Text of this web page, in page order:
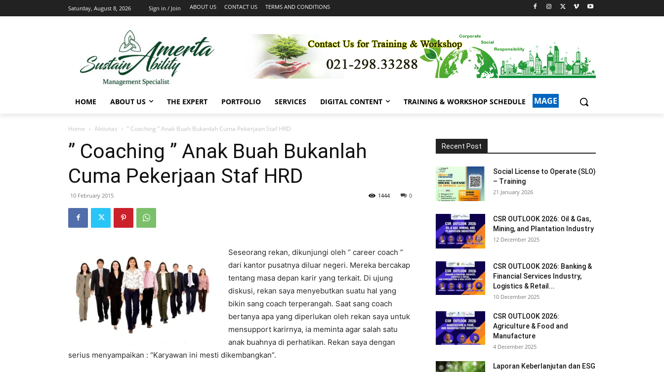
Saturday, August 8, 2026 Sign in / Join ABOUT US CONTACT US TERMS AND CONDITIONS
HOME ABOUT US THE EXPERT PORTFOLIO SERVICES DIGITAL CONTENT TRAINING & WORKSHOP SCHEDULE MAGE
Home Aktivitas ” Coaching ” Anak Buah Bukanlah Cuma Pekerjaan Staf HRD
” Coaching ” Anak Buah Bukanlah
Cuma Pekerjaan Staf HRD
10 February 2015 0
1444
Seseorang rekan, dikunjungi oleh ” career coach ”
dari kantor pusatnya diluar negeri. Mereka bercakap
tentang masa depan karir yang terkait. Di ujung
diskusi, rekan saya menyebutkan suatu hal yang
bikin sang coach terperangah. Saat sang coach
bertanya apa yang diperlukan oleh rekan saya untuk
mensupport karirnya, ia meminta agar salah satu
anak buahnya di perhatikan. Rekan saya dengan
serius menyampaikan : “Karyawan ini mesti dikembangkan”.
Recent Post
Social License to Operate (SLO)
– Training
21 January 2026
CSR OUTLOOK 2026: Oil & Gas,
Mining, and Plantation Industry
12 December 2025
CSR OUTLOOK 2026: Banking &
Financial Services Industry,
Logistics & Retail...
10 December 2025
CSR OUTLOOK 2026:
Agriculture & Food and
Manufacture
4 December 2025
Laporan Keberlanjutan dan ESG